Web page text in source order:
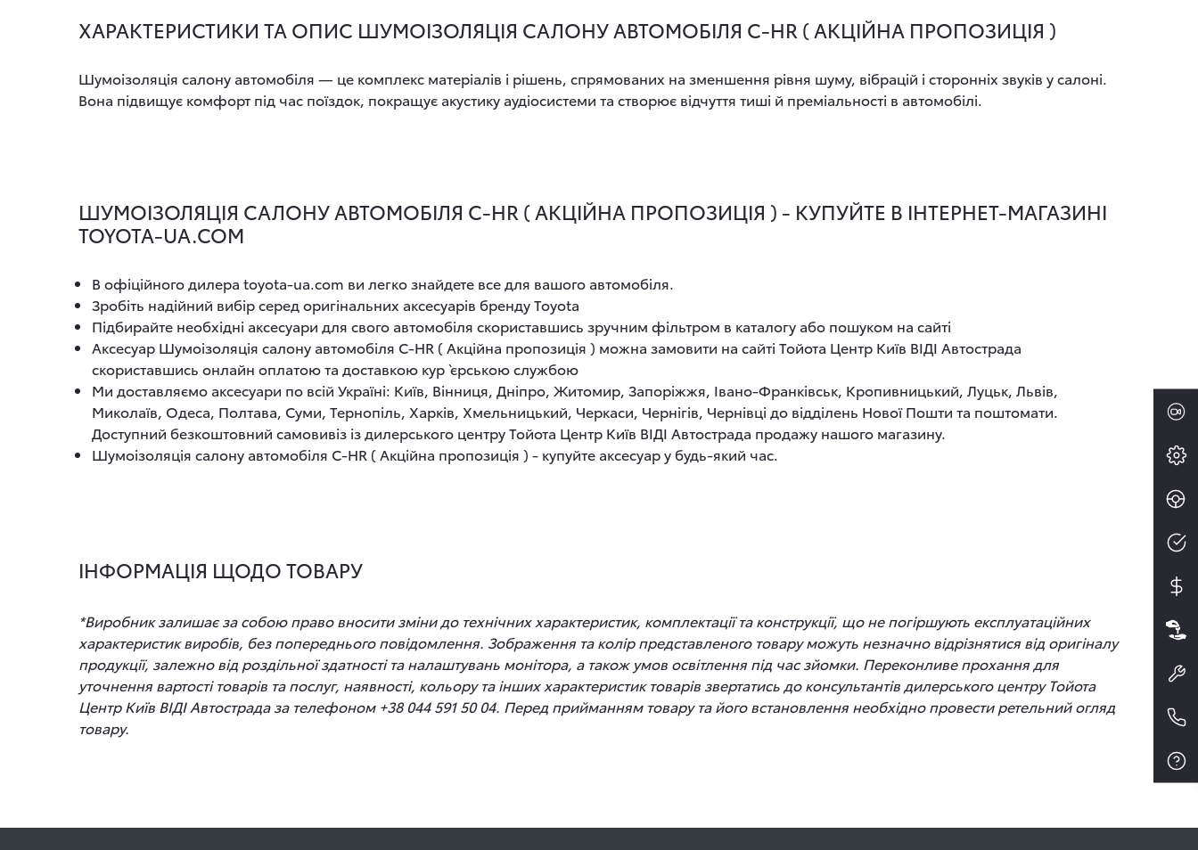
ХАРАКТЕРИСТИКИ ТА ОПИС ШУМОІЗОЛЯЦІЯ САЛОНУ АВТОМОБІЛЯ C-HR ( АКЦІЙНА ПРОПОЗИЦІЯ )
Шумоізоляція салону автомобіля — це комплекс матеріалів і рішень, спрямованих на зменшення рівня шуму, вібрацій і сторонніх звуків у салоні.
Вона підвищує комфорт під час поїздок, покращує акустику аудіосистеми та створює відчуття тиші й преміальності в автомобілі.
ШУМОІЗОЛЯЦІЯ САЛОНУ АВТОМОБІЛЯ C-HR ( АКЦІЙНА ПРОПОЗИЦІЯ ) - КУПУЙТЕ В ІНТЕРНЕТ-МАГАЗИНІ
TOYOTA-UA.COM
В офіційного дилера toyota-ua.com ви легко знайдете все для вашого автомобіля.
Зробіть надійний вибір серед оригінальних аксесуарів бренду Toyota
Підбирайте необхідні аксесуари для свого автомобіля скориставшись зручним фільтром в каталогу або пошуком на сайті
Аксесуар Шумоізоляція салону автомобіля C-HR ( Акційна пропозиція ) можна замовити на сайті Тойота Центр Київ ВІДІ Автострада
скориставшись онлайн оплатою та доставкою кур`єрською службою
Ми доставляємо аксесуари по всій Україні: Київ, Вінниця, Дніпро, Житомир, Запоріжжя, Івано-Франківськ, Кропивницький, Луцьк, Львів,
Миколаїв, Одеса, Полтава, Суми, Тернопіль, Харків, Хмельницький, Черкаси, Чернігів, Чернівці до відділень Нової Пошти та поштомати.
Доступний безкоштовний самовивіз із дилерського центру Тойота Центр Київ ВІДІ Автострада продажу нашого магазину.
Шумоізоляція салону автомобіля C-HR ( Акційна пропозиція ) - купуйте аксесуар у будь-який час.
ІНФОРМАЦІЯ ЩОДО ТОВАРУ
*Виробник залишає за собою право вносити зміни до технічних характеристик, комплектації та конструкції, що не погіршують експлуатаційних
характеристик виробів, без попереднього повідомлення. Зображення та колір представленого товару можуть незначно відрізнятися від оригіналу
продукції, залежно від роздільної здатності та налаштувань монітора, а також умов освітлення під час зйомки. Переконливе прохання для
уточнення вартості товарів та послуг, наявності, кольору та інших характеристик товарів звертатись до консультантів дилерського центру Тойота
Центр Київ ВІДІ Автострада за телефоном +38 044 591 50 04. Перед прийманням товару та його встановлення необхідно провести ретельний огляд
товару.